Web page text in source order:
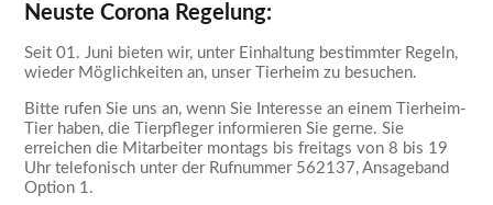
Neuste Corona Regelung:
Seit 01. Juni bieten wir, unter Einhaltung bestimmter Regeln,
wieder Möglichkeiten an, unser Tierheim zu besuchen.
Bitte rufen Sie uns an, wenn Sie Interesse an einem Tierheim-
Tier haben, die Tierpfleger informieren Sie gerne. Sie
erreichen die Mitarbeiter montags bis freitags von 8 bis 19
Uhr telefonisch unter der Rufnummer 562137, Ansageband
Option 1.